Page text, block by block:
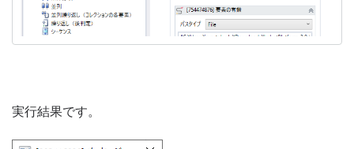
実行結果です。